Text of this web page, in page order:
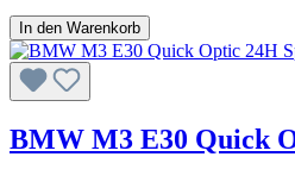
In den Warenkorb
BMW M3 E30 Quick